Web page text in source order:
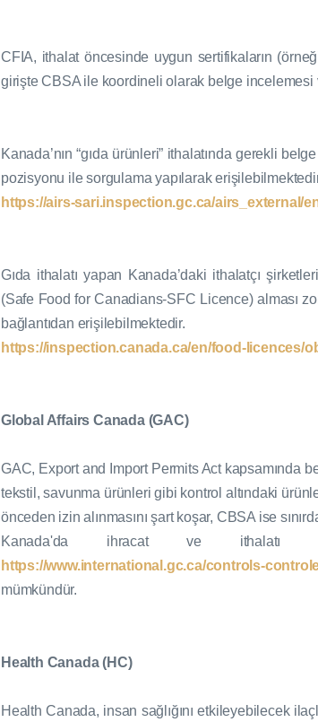
CFIA, ithalat öncesinde uygun sertifikaların
girişte CBSA ile koordineli olarak belge
Kanada’nın “gıda ürünleri” ithalatında gerekli
pozisyonu ile sorgulama yapılarak
https://airs-sari.inspection.gc.ca/airs_external/
Gıda ithalatı yapan Kanada’daki ithalatçı
(Safe Food for Canadians-SFC Licence) alması
bağlantıdan erişilebilmektedir.
https://inspection.canada.ca/en/food-licences/
Global Affairs Canada (GAC)
GAC, Export and Import Permits Act kapsamında
tekstil, savunma ürünleri gibi kontrol altındaki
önceden izin alınmasını şart koşar, CBSA ise
Kanada'da ihracat ve ithalatı
https://www.international.gc.ca/controls-
mümkündür.
Health Canada (HC)
Health Canada, insan sağlığını etkileyebilecek